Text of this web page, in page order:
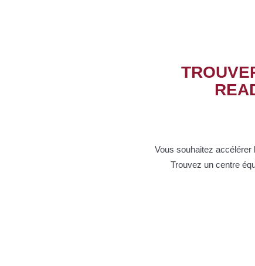
Vous souhaitez accélérer
Trouvez un centre